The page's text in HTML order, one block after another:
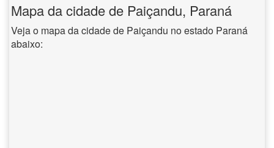
Mapa da cidade de Paiçandu, Paraná
Veja o mapa da cidade de Paiçandu no estado Paraná
abaixo: